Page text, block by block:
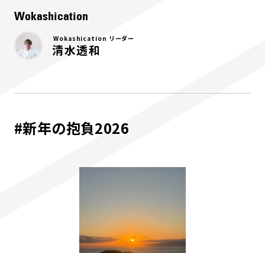
Wokashication
Wokashication リーダー
清水透和
#新年の抱負2026